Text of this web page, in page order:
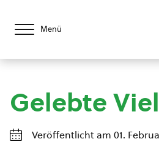
Menü
Gelebte
Veröffentlicht am 01.